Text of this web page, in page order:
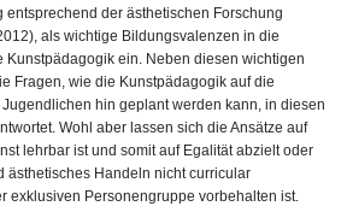
der ästhetischen Forschung
als wichtige Bildungsvalenzen in die
Kunstpädagogik ein. Neben diesen wichtigen
Fragen, wie die Kunstpädagogik auf die
hin geplant werden kann, in diesen
Wohl aber lassen sich die Ansätze auf
lehrbar ist und somit auf Egalität abzielt oder
ästhetisches Handeln nicht curricular
exklusiven Personengruppe vorbehalten ist.